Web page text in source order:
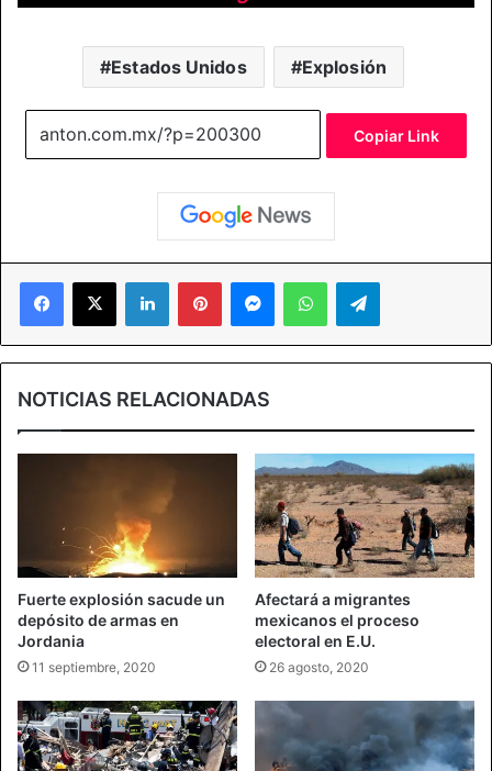
Estados Unidos Explosión
Copiar Link
Facebook
X LinkedInPinterestMessengerWhatsAppTelegram
NOTICIAS RELACIONADAS
Fuerte explosión sacude un
depósito de armas en
Jordania
11 septiembre, 2020
Afectará a migrantes
mexicanos el proceso
electoral en E.U.
26 agosto, 2020